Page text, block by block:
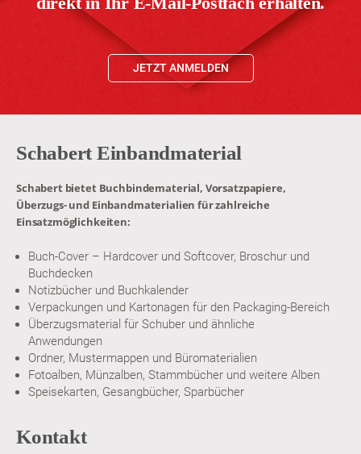
JETZT ANMELDEN
Schabert Einbandmaterial
Schabert bietet Buchbindematerial, Vorsatzpapiere,
Überzugs- und Einbandmaterialien für zahlreiche
Einsatzmöglichkeiten:
Buch-Cover – Hardcover und Softcover, Broschur und
Buchdecken
Notizbücher und Buchkalender
Verpackungen und Kartonagen für den Packaging-Bereich
Überzugsmaterial für Schuber und ähnliche
Anwendungen
Ordner, Mustermappen und Büromaterialien
Fotoalben, Münzalben, Stammbücher und weitere Alben
Speisekarten, Gesangbücher, Sparbücher
Kontakt